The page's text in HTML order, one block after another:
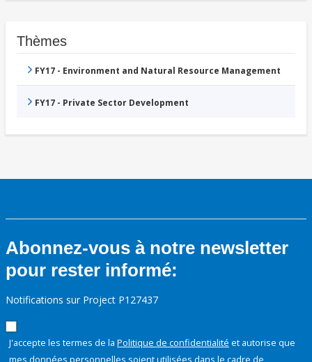
Thèmes
FY17 - Environment and Natural Resource Management
FY17 - Private Sector Development
Abonnez-vous à notre newsletter
pour rester informé:
Notifications sur Project P127437
J'accepte les termes de la Politique de confidentialité et autorise que
mes données personnelles soient utilisées dans le cadre de